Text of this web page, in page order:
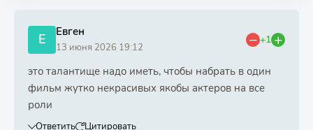
Е Евген
13 июня 2026 19:12
+1
это талантище надо иметь, чтобы набрать в один
фильм жутко некрасивых якобы актеров на все
роли
Ответить Цитировать